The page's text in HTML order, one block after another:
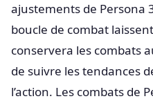
ajustements de Persona
boucle de combat
conservera les combats
de suivre les tendances
l’action. Les combats de